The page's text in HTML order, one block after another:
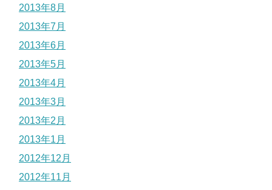
2013年8月
2013年7月
2013年6月
2013年5月
2013年4月
2013年3月
2013年2月
2013年1月
2012年12月
2012年11月